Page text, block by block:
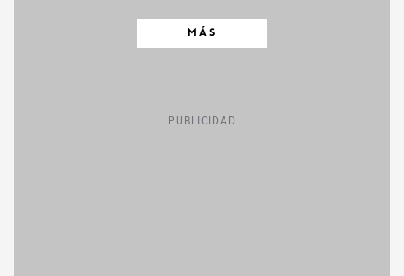
MÁS
PUBLICIDAD